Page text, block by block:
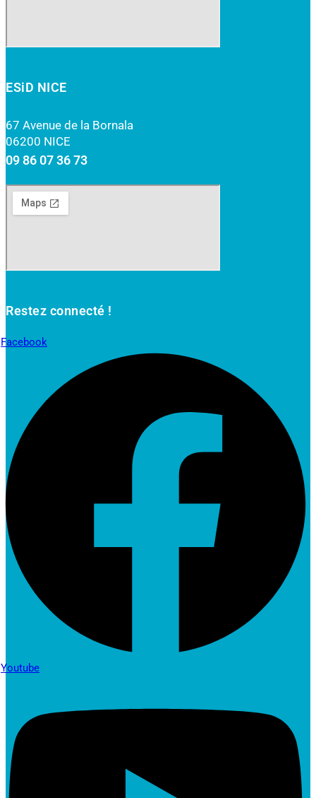
ESiD NICE
67 Avenue de la Bornala
06200 NICE
09 86 07 36 73
Restez connecté !
Facebook
Youtube